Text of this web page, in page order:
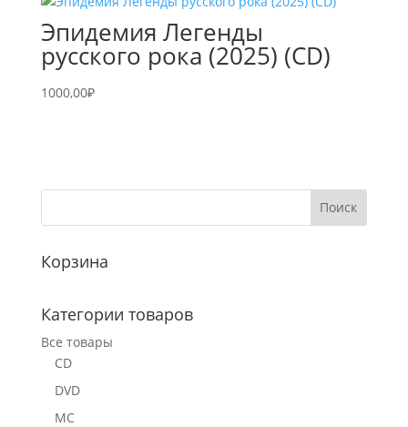
Эпидемия Легенды
русского рока (2025) (CD)
1000,00₽
Корзина
Категории товаров
Все товары
CD
DVD
MC